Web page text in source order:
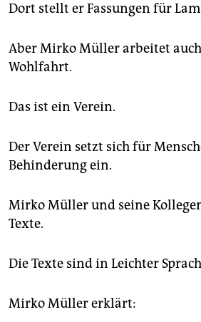
Dort stellt er Fassungen für
Aber Mirko Müller arbeitet
Wohlfahrt.
Das ist ein Verein.
Der Verein setzt sich für
Behinderung ein.
Mirko Müller und seine
Texte.
Die Texte sind in Leichter
Mirko Müller erklärt: